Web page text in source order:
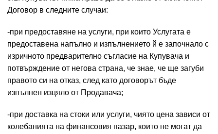
Договор в следните случаи:
-при предоставяне на услуги, при които Услугата е
предоставена напълно и изпълнението й е започнало с
изричното предварително съгласие на Купувача и
потвърждение от негова страна, че знае, че ще загуби
правото си на отказ, след като договорът бъде
изпълнен изцяло от Продавача;
-при доставка на стоки или услуги, чиято цена зависи от
колебанията на финансовия пазар, които не могат да